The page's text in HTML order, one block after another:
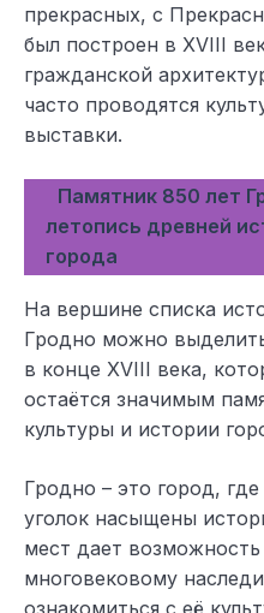
прекрасных, с
был построен в XVIII
гражданской
часто проводятся
выставки.
Памятник 850 лет
летопись древней
города
На вершине списка
Гродно можно
в конце XVIII века,
остаётся значимым
культуры и истории
Гродно – это город,
уголок насыщены
мест дает возможность
многовековому
ознакомиться с её